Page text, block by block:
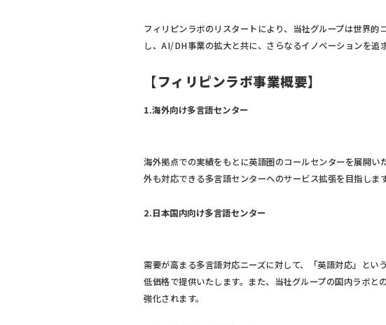
フィリピンラボのリスタートにより、当社グループは世界的
し、AI/DH事業の拡大と共に、さらなるイノベーションを追
【フィリピンラボ事業概要】
1.海外向け多言語センター
海外拠点での実績をもとに英語圏のコールセンターを展開い
外も対応できる多言語センターへのサービス拡張を目指します
2.日本国内向け多言語センター
需要が高まる多言語対応ニーズに対して、「英語対応」とい
低価格で提供いたします。また、当社グループの国内ラボ
強化されます。